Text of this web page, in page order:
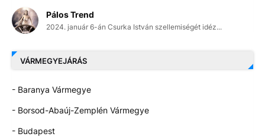
Pálos Trend
2024. január 6-án Csurka István szellemiségét idéz...
VÁRMEGYEJÁRÁS
- Baranya Vármegye
- Borsod-Abaúj-Zemplén Vármegye
- Budapest